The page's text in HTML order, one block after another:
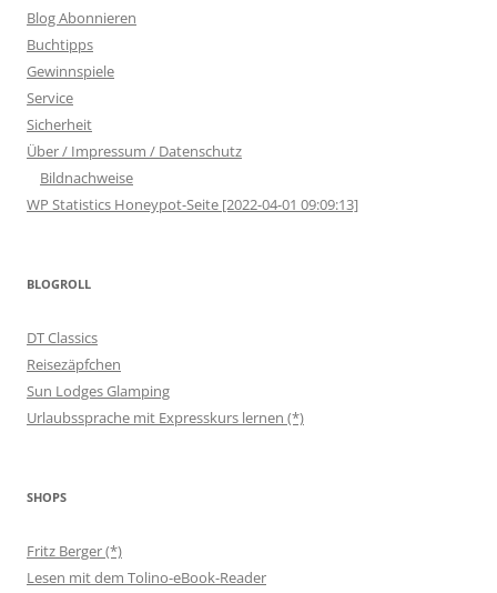
Blog Abonnieren
Buchtipps
Gewinnspiele
Service
Sicherheit
Über / Impressum / Datenschutz
Bildnachweise
WP Statistics Honeypot-Seite [2022-04-01 09:09:13]
BLOGROLL
DT Classics
Reisezäpfchen
Sun Lodges Glamping
Urlaubssprache mit Expresskurs lernen (*)
SHOPS
Fritz Berger (*)
Lesen mit dem Tolino-eBook-Reader